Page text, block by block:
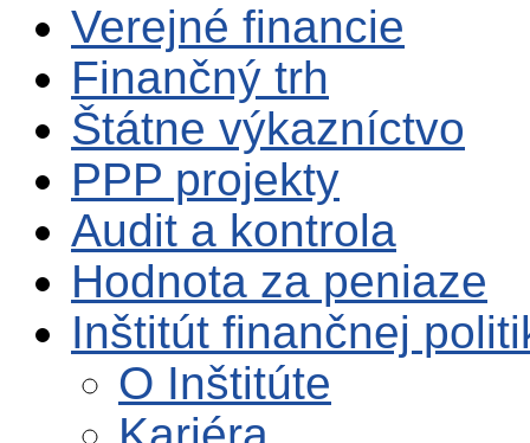
Verejné financie
Finančný trh
Štátne výkazníctvo
PPP projekty
Audit a kontrola
Hodnota za peniaze
Inštitút finančnej
O Inštitúte